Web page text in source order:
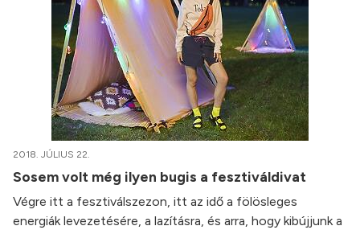
2018. JÚLIUS 22.
Sosem volt még ilyen bugis a fesztiváldivat
Végre itt a fesztiválszezon, itt az idő a fölösleges
energiák levezetésére, a lazításra, és arra, hogy kibújjunk a